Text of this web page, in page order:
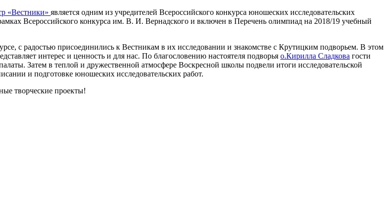
«Вестники» является одним из учредителей Всероссийского конкурса юношеских исследовательских
Всероссийского конкурса им. В. И. Вернадского и включен в Перечень олимпиад на 2018/19 учебный
с радостью присоединились к Вестникам в их исследовании и знакомстве с Крутицким подворьем. В этом
интерес и ценность и для нас. По благословению настоятеля подворья о.Кирилла Сладкова гости
Затем в теплой и дружественной атмосфере Воскресной школы подвели итоги исследовательской
и подготовке юношеских исследовательских работ.
творческие проекты!